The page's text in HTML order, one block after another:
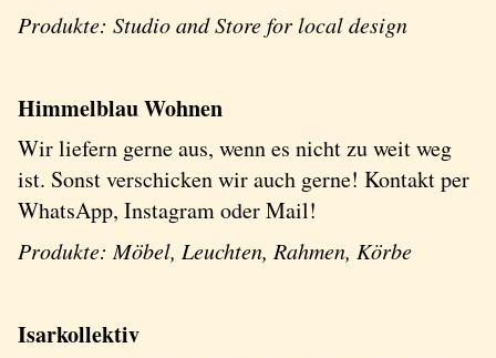
Produkte: Studio and Store for local design
Himmelblau Wohnen
Wir liefern gerne aus, wenn es nicht zu weit weg
ist. Sonst verschicken wir auch gerne! Kontakt per
WhatsApp, Instagram oder Mail!
Produkte: Möbel, Leuchten, Rahmen, Körbe
Isarkollektiv